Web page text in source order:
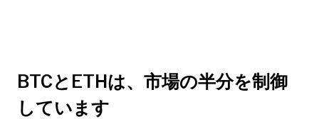
BTCとETHは、市場の半分を制御
しています